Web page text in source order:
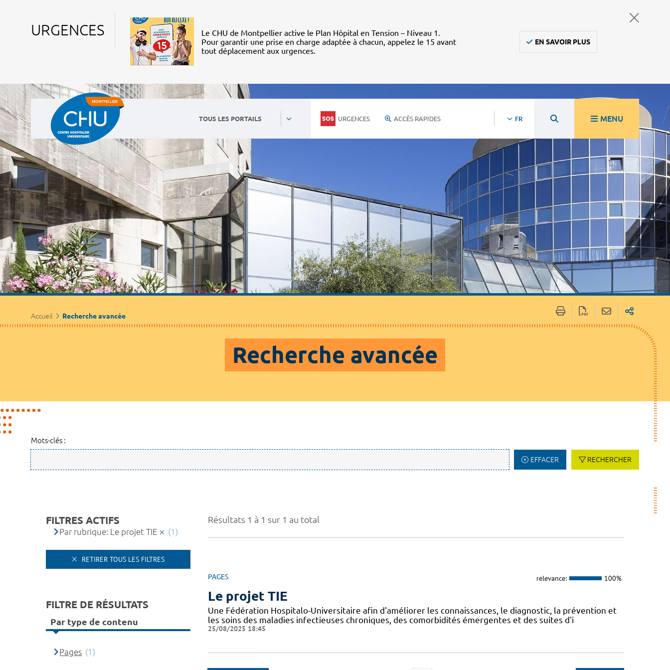
URGENCES
Le CHU de Montpellier active le Plan Hôpital en Tension – Niveau 1.
Pour garantir une prise en charge adaptée à chacun, appelez le 15 avant
tout déplacement aux urgences.
EN SAVOIR PLUS
TOUS LES PORTAILS URGENCES ACCÈS RAPIDES FR MENU
Accueil Recherche avancée
Recherche avancée
Mots-clés :
EFFACER RECHERCHER
Résultats 1 à 1 sur 1 au total
PAGES relevance: 100%
Le projet TIE
Une Fédération Hospitalo-Universitaire afin d'améliorer les connaissances, le diagnostic, la prévention et
les soins des maladies infectieuses chroniques, des comorbidités émergentes et des suites d'i
25/08/2025 18:45
FILTRES ACTIFS
Par rubrique: Le projet TIE (1)
RETIRER TOUS LES FILTRES
FILTRE DE RÉSULTATS
Par type de contenu
Pages (1)